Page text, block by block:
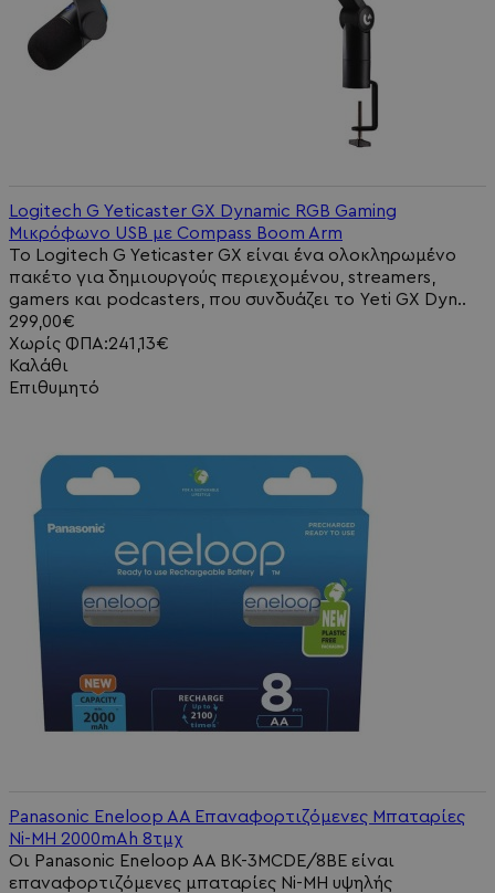
Logitech G Yeticaster GX Dynamic RGB Gaming
Μικρόφωνο USB με Compass Boom Arm
Το Logitech G Yeticaster GX είναι ένα ολοκληρωμένο
πακέτο για δημιουργούς περιεχομένου, streamers,
gamers και podcasters, που συνδυάζει το Yeti GX Dyn..
299,00€
Χωρίς ΦΠΑ:241,13€
Καλάθι
Επιθυμητό
Panasonic Eneloop AA Επαναφορτιζόμενες Μπαταρίες
Ni-MH 2000mAh 8τμχ
Οι Panasonic Eneloop AA BK-3MCDE/8BE είναι
επαναφορτιζόμενες μπαταρίες Ni-MH υψηλής